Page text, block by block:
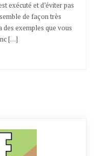
exécuté et d’éviter pas
de façon très
des exemples que vous
[…]